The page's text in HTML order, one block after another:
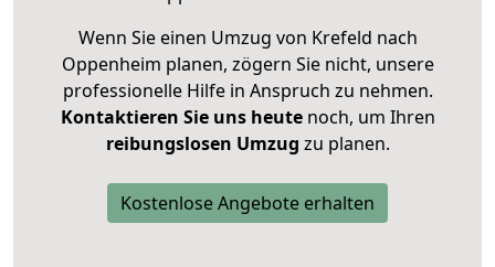
Wenn Sie einen Umzug von Krefeld nach
Oppenheim planen, zögern Sie nicht, unsere
professionelle Hilfe in Anspruch zu nehmen.
Kontaktieren Sie uns heutenoch, um Ihren
reibungslosen Umzug zu planen.
Kostenlose Angebote erhalten